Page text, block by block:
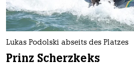
Lukas Podolski abseits des Platzes
Prinz Scherzkeks